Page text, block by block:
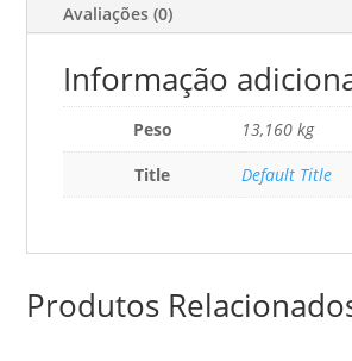
Avaliações (0)
Informação
Peso
13,160 kg
Title
Default Title
Produtos